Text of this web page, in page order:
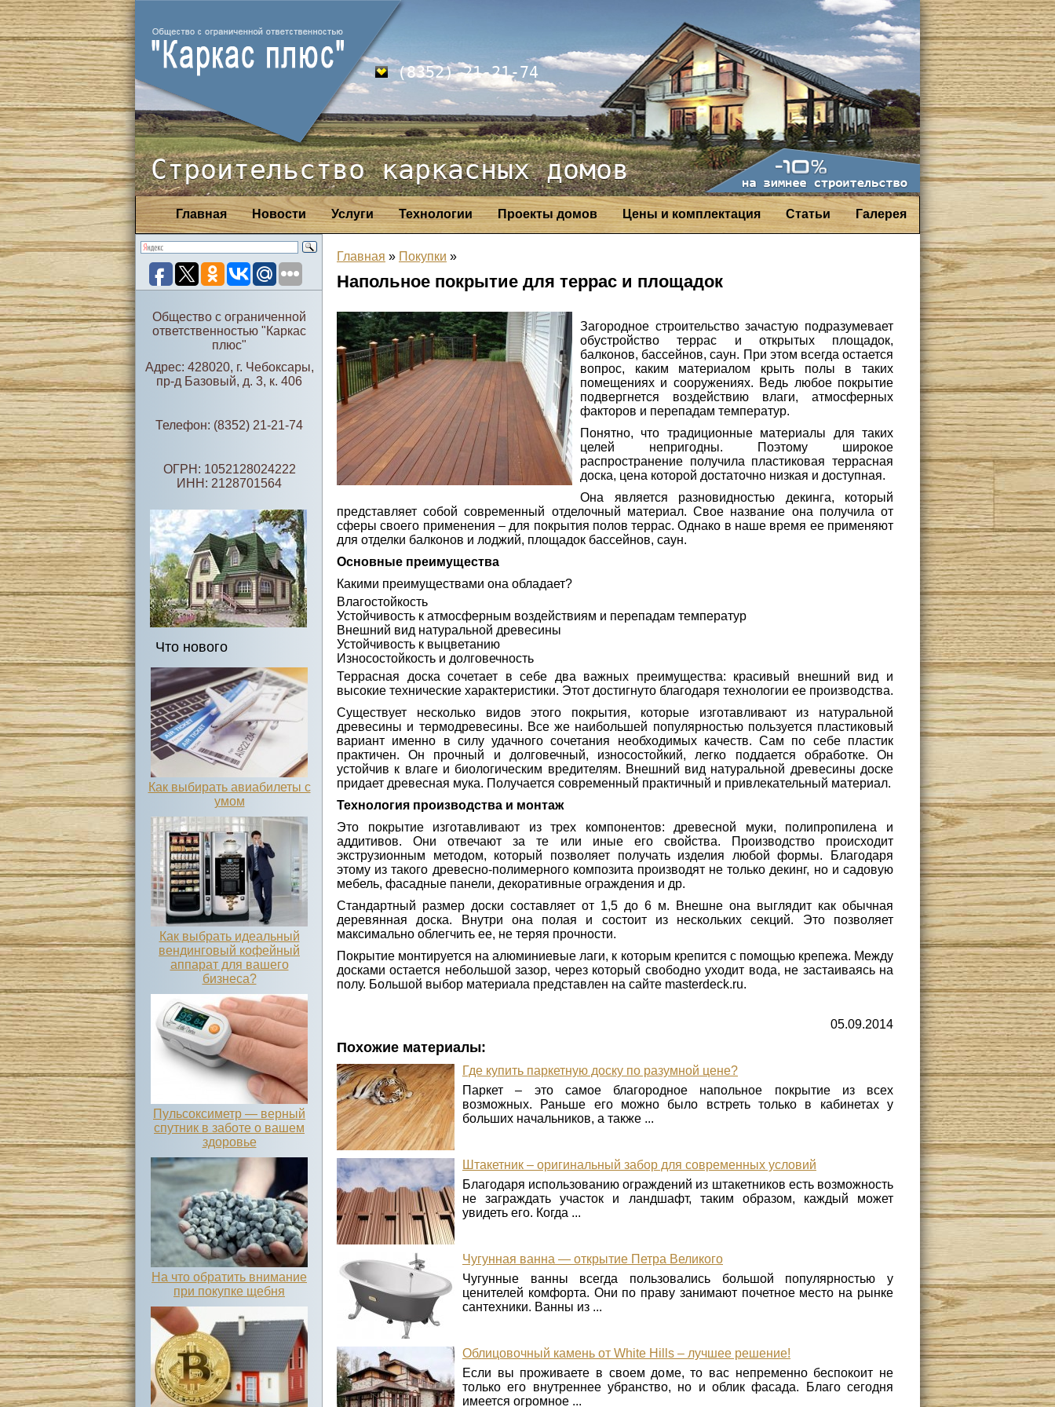
(8352) 21-21-74
Строительство каркасных домов
Галерея
Статьи
Цены и комплектация
Проекты домов
Технологии
Услуги
Новости
Главная
Общество с ограниченной
ответственностью "Каркас
плюс"
Адрес: 428020, г. Чебоксары,
пр-д Базовый, д. 3, к. 406
Телефон: (8352) 21-21-74
ОГРН: 1052128024222
ИНН: 2128701564
Что нового
Как выбирать авиабилеты с
умом
Как выбрать идеальный
вендинговый кофейный
аппарат для вашего
бизнеса?
Пульсоксиметр — верный
спутник в заботе о вашем
здоровье
На что обратить внимание
при покупке щебня
Главная » Покупки »
Напольное покрытие для террас и площадок
Загородное строительство зачастую подразумевает
обустройство террас и открытых площадок,
балконов, бассейнов, саун. При этом всегда остается
вопрос, каким материалом крыть полы в таких
помещениях и сооружениях. Ведь любое покрытие
подвергнется воздействию влаги, атмосферных
факторов и перепадам температур.
Понятно, что традиционные материалы для таких
целей непригодны. Поэтому широкое
распространение получила пластиковая террасная
доска, цена которой достаточно низкая и доступная.
Она является разновидностью декинга, который
представляет собой современный отделочный материал. Свое название она получила от
сферы своего применения – для покрытия полов террас. Однако в наше время ее применяют
для отделки балконов и лоджий, площадок бассейнов, саун.
Основные преимущества
Какими преимуществами она обладает?
Влагостойкость
Устойчивость к атмосферным воздействиям и перепадам температур
Внешний вид натуральной древесины
Устойчивость к выцветанию
Износостойкость и долговечность
Террасная доска сочетает в себе два важных преимущества: красивый внешний вид и
высокие технические характеристики. Этот достигнуто благодаря технологии ее производства.
Существует несколько видов этого покрытия, которые изготавливают из натуральной
древесины и термодревесины. Все же наибольшей популярностью пользуется пластиковый
вариант именно в силу удачного сочетания необходимых качеств. Сам по себе пластик
практичен. Он прочный и долговечный, износостойкий, легко поддается обработке. Он
устойчив к влаге и биологическим вредителям. Внешний вид натуральной древесины доске
придает древесная мука. Получается современный практичный и привлекательный материал.
Технология производства и монтаж
Это покрытие изготавливают из трех компонентов: древесной муки, полипропилена и
аддитивов. Они отвечают за те или иные его свойства. Производство происходит
экструзионным методом, который позволяет получать изделия любой формы. Благодаря
этому из такого древесно-полимерного композита производят не только декинг, но и садовую
мебель, фасадные панели, декоративные ограждения и др.
Стандартный размер доски составляет от 1,5 до 6 м. Внешне она выглядит как обычная
деревянная доска. Внутри она полая и состоит из нескольких секций. Это позволяет
максимально облегчить ее, не теряя прочности.
Покрытие монтируется на алюминиевые лаги, к которым крепится с помощью крепежа. Между
досками остается небольшой зазор, через который свободно уходит вода, не застаиваясь на
полу. Большой выбор материала представлен на сайте masterdeck.ru.
05.09.2014
Похожие материалы:
Где купить паркетную доску по разумной цене?
Паркет – это самое благородное напольное покрытие из всех
возможных. Раньше его можно было встреть только в кабинетах у
больших начальников, а также ...
Штакетник – оригинальный забор для современных условий
Благодаря использованию ограждений из штакетников есть возможность
не заграждать участок и ландшафт, таким образом, каждый может
увидеть его. Когда ...
Чугунная ванна — открытие Петра Великого
Чугунные ванны всегда пользовались большой популярностью у
ценителей комфорта. Они по праву занимают почетное место на рынке
сантехники. Ванны из ...
Облицовочный камень от White Hills – лучшее решение!
Если вы проживаете в своем доме, то вас непременно беспокоит не
только его внутреннее убранство, но и облик фасада. Благо сегодня
имеется огромное ...